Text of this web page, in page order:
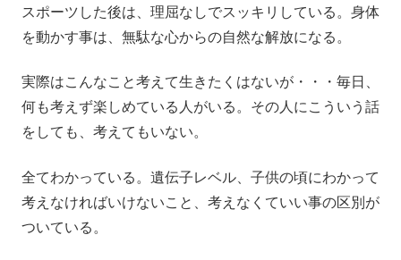
スポーツした後は、理屈なしでスッキリしている。身体
を動かす事は、無駄な心からの自然な解放になる。
実際はこんなこと考えて生きたくはないが・・・毎日、
何も考えず楽しめている人がいる。その人にこういう話
をしても、考えてもいない。
全てわかっている。遺伝子レベル、子供の頃にわかって
考えなければいけないこと、考えなくていい事の区別が
ついている。